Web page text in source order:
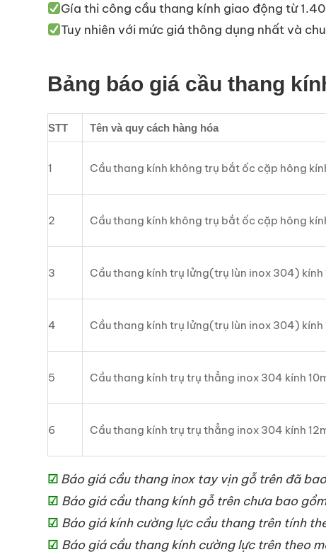
Gía thi công cầu thang kính giao động từ
Tuy nhiên với mức giá thông dụng nhất và
Bảng báo giá cầu thang
STT Tên và quy cách hàng hóa
1 Cầu thang kính không trụ bắt ốc cặp hông
2 Cầu thang kính không trụ bắt ốc cặp hông
3 Cầu thang kính trụ lửng(trụ lùn inox 304) kính
4 Cầu thang kính trụ lửng(trụ lùn inox 304) kính
5 Cầu thang kính trụ trụ thẳng inox 304 kính
6 Cầu thang kính trụ trụ thẳng inox 304 kính
☑ Báo giá cầu thang inox tay vịn gỗ trên đã
☑ Báo giá cầu thang kính gỗ trên chưa bao gồm
☑ Báo giá kính cường lực cầu thang trên tính
☑ Báo giá cầu thang kính cường lực trên theo